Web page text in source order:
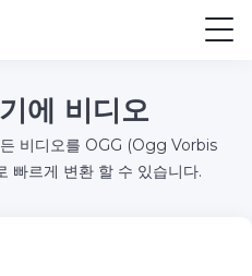
에 비디오
비디오를 OGG (Ogg Vorbis
빠르게 변환 할 수 있습니다.